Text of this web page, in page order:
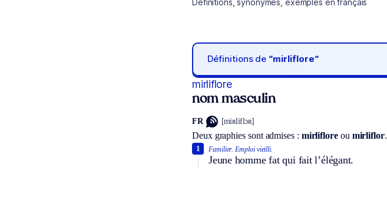
Définitions, synonymes, exemples en français
Définitions de “mirliflore“
mirliflore
nom masculin
FR [miʀliflɔʀ]
Deux graphies sont admises : mirlifloreou mirliflor.
Familier. Emploi vieilli.
Jeune homme fat qui fait l’élégant.
1